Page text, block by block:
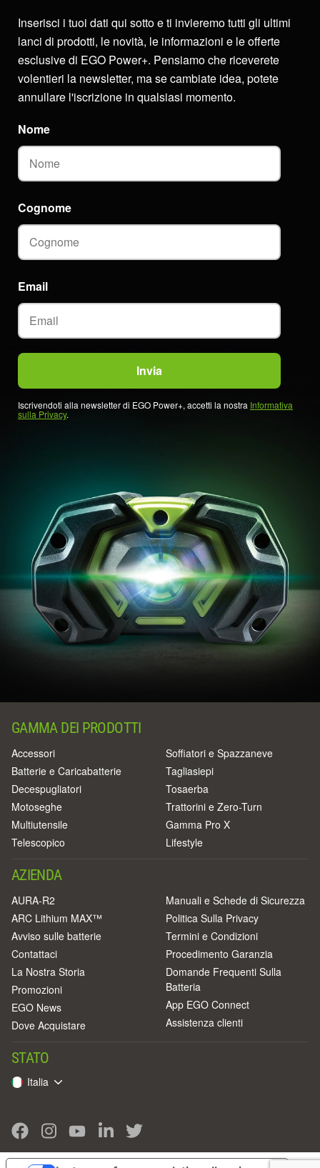
Inserisci i tuoi dati qui sotto e ti invieremo tutti gli ultimi
lanci di prodotti, le novità, le informazioni e le offerte
esclusive di EGO Power+. Pensiamo che riceverete
volentieri la newsletter, ma se cambiate idea, potete
annullare l'iscrizione in qualsiasi momento.
Email
Nome
Cognome
Iscrivendoti alla newsletter di EGO Power+, accetti la nostra Informativa
sulla Privacy.
GAMMA DEI PRODOTTI
Accessori
Batterie e Caricabatterie
Decespugliatori
Motoseghe
Multiutensile
Telescopico
Soffiatori e Spazzaneve
Tagliasiepi
Tosaerba
Trattorini e Zero-Turn
Gamma Pro X
Lifestyle
AZIENDA
AURA-R2
ARC Lithium MAX™
Avviso sulle batterie
Contattaci
La Nostra Storia
Promozioni
EGO News
Dove Acquistare
Manuali e Schede di Sicurezza
Politica Sulla Privacy
Termini e Condizioni
Procedimento Garanzia
Domande Frequenti Sulla
Batteria
App EGO Connect
Assistenza clienti
STATO
Italia